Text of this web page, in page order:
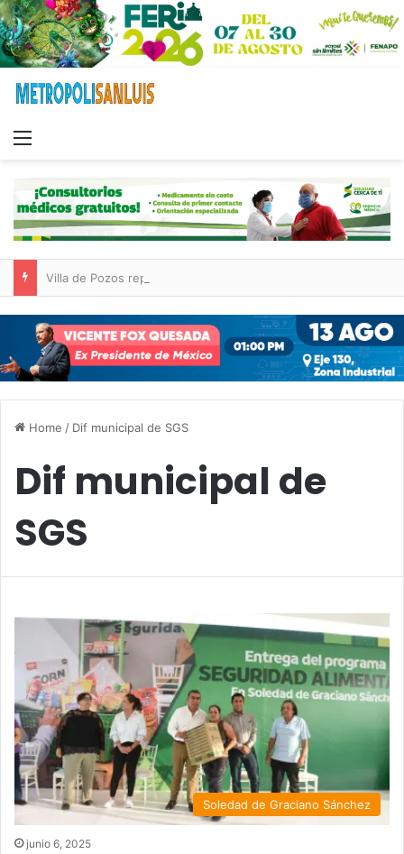
Home / Dif municipal de SGS
Dif municipal de
SGS
Soledad de Graciano Sánchez
junio 6, 2025